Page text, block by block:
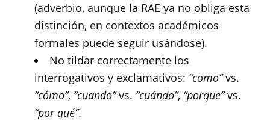
(adverbio, aunque la RAE ya no obliga esta
distinción, en contextos académicos
formales puede seguir usándose).
No tildar correctamente los
interrogativos y exclamativos: “como”vs.
“cómo”, “cuando”vs. “cuándo”, “porque”vs.
“por qué”.